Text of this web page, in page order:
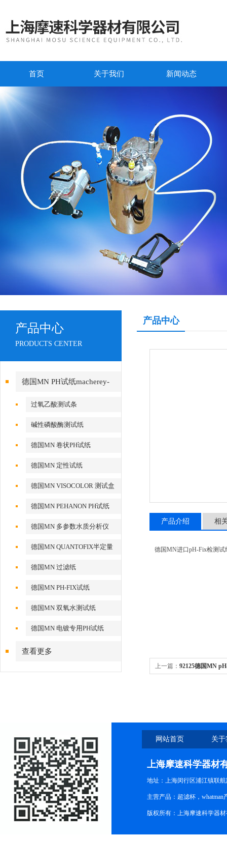
首页 关于我们 新闻动态
产品中心
PRODUCTS CENTER
德国MN PH试纸macherey-
nagel过氧乙酸测试条
碱性磷酸酶测试纸
德国MN 卷状PH试纸
德国MN 定性试纸
德国MN VISOCOLOR 测试盒
德国MN PEHANON PH试纸
德国MN 多参数水质分析仪
德国MN QUANTOFIX半定量
测试条
德国MN 过滤纸
德国MN PH-FIX试纸
德国MN 双氧水测试纸
德国MN 电镀专用PH试纸
查看更多
产品中心
产品介绍 相
德国MN进口pH-Fix检测试
上一篇： 92125德国MN
网站首页 关
上海摩速科学器材
地址：上海闵行区浦江镇联航
主营产品：超滤杯，
版权所有：上海摩速科学器